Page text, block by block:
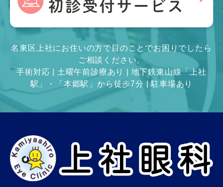
名東区上社にお住いの方で目のことでお困りでしたら
ご相談ください。
手術対応 | 土曜午前診療あり | 地下鉄東山線「上社
駅」・「本郷駅」から徒歩7分 | 駐車場あり